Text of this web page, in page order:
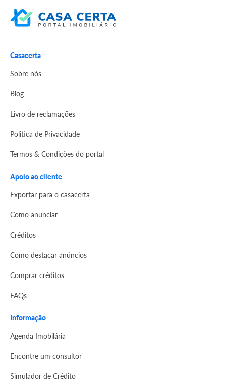
Casacerta
Sobre nós
Blog
Livro de reclamações
Politica de Privacidade
Termos & Condições do portal
Apoio ao cliente
Exportar para o casacerta
Como anunciar
Créditos
Como destacar anúncios
Comprar créditos
FAQs
Informação
Agenda Imobilária
Encontre um consultor
Simulador de Crédito